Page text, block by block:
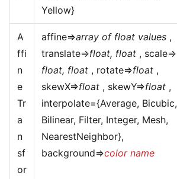
Yellow}
A
ffi
n
e
Tr
a
n
sf
or
affine=>array of float values ,
translate=>float, float , scale=>
float, float , rotate=>float ,
skewX=>float , skewY=>float ,
interpolate={Average, Bicubic,
Bilinear, Filter, Integer, Mesh,
NearestNeighbor},
background=>color name